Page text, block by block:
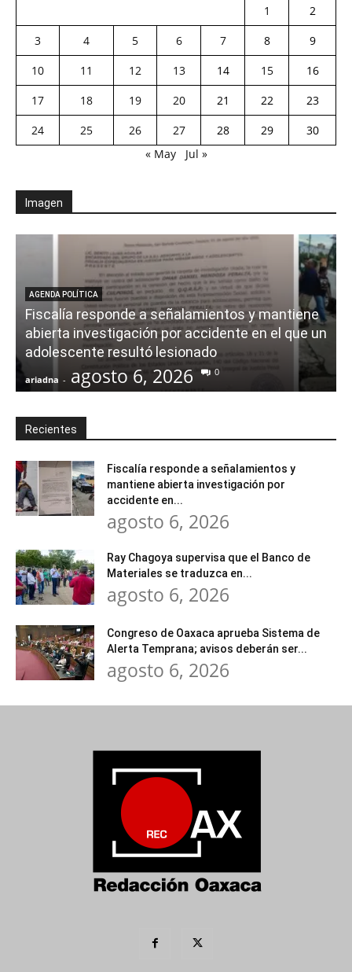
1
2
3
4 5 6 7 8
9
10
11 12 13 14 15
16
17
18 19 20 21 22
23
24
25 26 27 28 29
30
« May
Jul »
Imagen
AGENDA POLÍTICA
Fiscalía responde a señalamientos y mantiene
abierta investigación por accidente en el que un
adolescente resultó lesionado
ariadna - agosto 6, 2026 0
Recientes
Fiscalía responde a señalamientos y
mantiene abierta investigación por
accidente en...
agosto 6, 2026
Ray Chagoya supervisa que el Banco de
Materiales se traduzca en...
agosto 6, 2026
Congreso de Oaxaca aprueba Sistema de
Alerta Temprana; avisos deberán ser...
agosto 6, 2026